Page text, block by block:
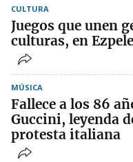
CULTURA
Juegos que unen
culturas, en
MÚSICA
Fallece a los 86
Guccini, leyenda
protesta italiana